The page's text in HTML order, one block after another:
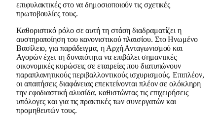
επιφυλακτικές στο να δημοσιοποιούν τις σχετικές
πρωτοβουλίες τους.
Καθοριστικό ρόλο σε αυτή τη στάση διαδραματίζει η
αυστηροποίηση του κανονιστικού πλαισίου. Στο Ηνωμένο
Βασίλειο, για παράδειγμα, η Αρχή Ανταγωνισμού και
Αγορών έχει τη δυνατότητα να επιβάλει σημαντικές
οικονομικές κυρώσεις σε εταιρείες που διατυπώνουν
παραπλανητικούς περιβαλλοντικούς ισχυρισμούς. Επιπλέον,
οι απαιτήσεις διαφάνειας επεκτείνονται πλέον σε ολόκληρη
την εφοδιαστική αλυσίδα, καθιστώντας τις επιχειρήσεις
υπόλογες και για τις πρακτικές των συνεργατών και
προμηθευτών τους.